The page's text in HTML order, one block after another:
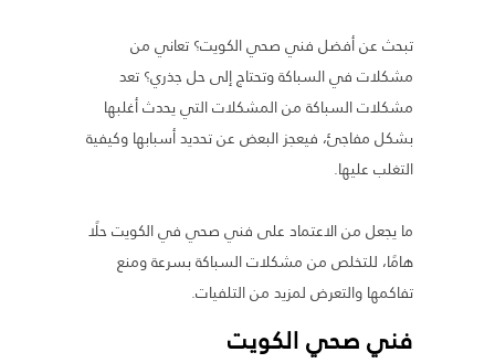
تبحث عن أفضل فني صحي الكويت؟ تعاني من
مشكلات في السباكة وتحتاج إلى حل جذري؟ تعد
مشكلات السباكة من المشكلات التي يحدث أغلبها
بشكل مفاجئ، فيعجز البعض عن تحديد أسبابها وكيفية
التغلب عليها.
ما يجعل من الاعتماد على فني صحي في الكويت حلًا
هامًا، للتخلص من مشكلات السباكة بسرعة ومنع
تفاكمها والتعرض لمزيد من التلفيات.
فني صحي الكويت